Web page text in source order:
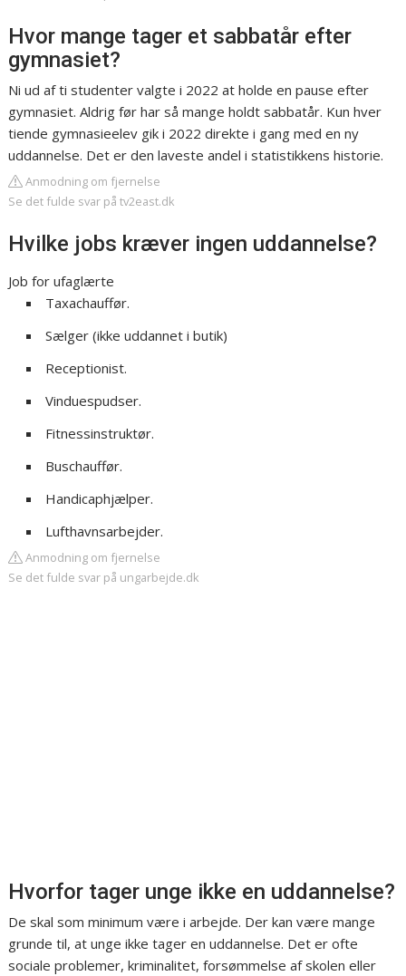
Hvor mange tager et sabbatår efter
gymnasiet?
Ni ud af ti studenter valgte i 2022 at holde en pause efter
gymnasiet. Aldrig før har så mange holdt sabbatår. Kun hver
tiende gymnasieelev gik i 2022 direkte i gang med en ny
uddannelse. Det er den laveste andel i statistikkens historie.
Anmodning om fjernelse
Se det fulde svar på tv2east.dk
Hvilke jobs kræver ingen uddannelse?
Job for ufaglærte
Taxachauffør.
Sælger (ikke uddannet i butik)
Receptionist.
Vinduespudser.
Fitnessinstruktør.
Buschauffør.
Handicaphjælper.
Lufthavnsarbejder.
Anmodning om fjernelse
Se det fulde svar på ungarbejde.dk
Hvorfor tager unge ikke en uddannelse?
De skal som minimum være i arbejde. Der kan være mange
grunde til, at unge ikke tager en uddannelse. Det er ofte
sociale problemer, kriminalitet, forsømmelse af skolen eller